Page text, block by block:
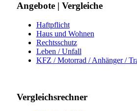
Angebote | Vergleiche
Haftpflicht
Haus und Wohnen
Rechtsschutz
Leben / Unfall
KFZ / Motorrad / Anhänger /
Vergleichsrechner